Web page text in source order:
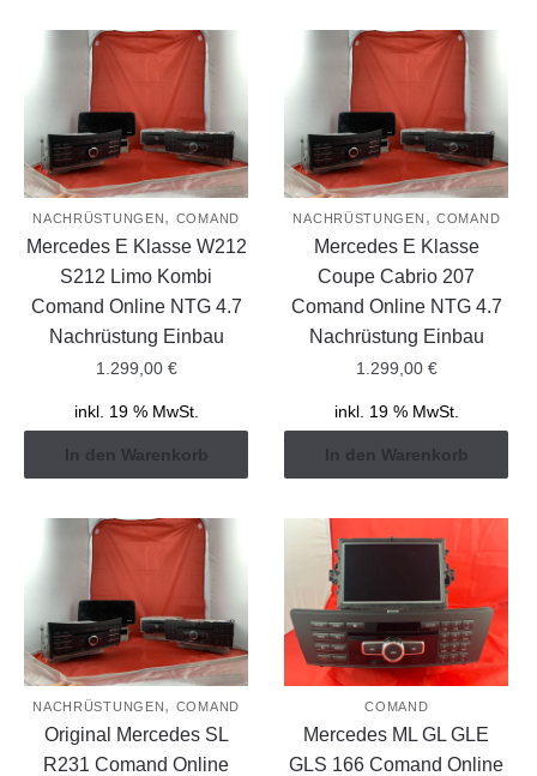
NACHRÜSTUNGEN, COMAND
Mercedes E Klasse W212
S212 Limo Kombi
Comand Online NTG 4.7
Nachrüstung Einbau
1.299,00 €
inkl. 19 % MwSt.
In den Warenkorb
NACHRÜSTUNGEN , COMAND
Mercedes E Klasse
Coupe Cabrio 207
Comand Online NTG 4.7
Nachrüstung Einbau
1.299,00 €
inkl. 19 % MwSt.
In den Warenkorb
NACHRÜSTUNGEN, COMAND
Original Mercedes SL
R231 Comand Online
COMAND
Mercedes ML GL GLE
GLS 166 Comand Online